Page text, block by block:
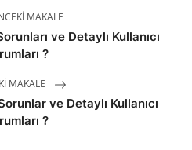
MAKALE
ve Detaylı Kullanıcı
?
MAKALE
ve Detaylı Kullanıcı
?